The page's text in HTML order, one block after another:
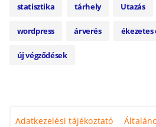
statisztika tárhely Utazás
wordpress árverés ékezetes
új végződések
Adatkezelési tájékoztató